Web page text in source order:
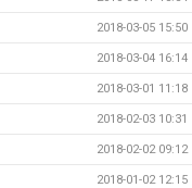
2018-03-05 15:50
2018-03-04 16:14
2018-03-01 11:18
2018-02-03 10:31
2018-02-02 09:12
2018-01-02 12:15